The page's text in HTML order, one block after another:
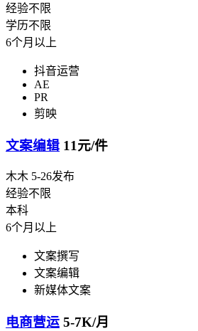
经验不限
学历不限
6个月以上
抖音运营
AE
PR
剪映
文案编辑 11元/件
木木 5-26发布
经验不限
本科
6个月以上
文案撰写
文案编辑
新媒体文案
电商营运 5-7K/月